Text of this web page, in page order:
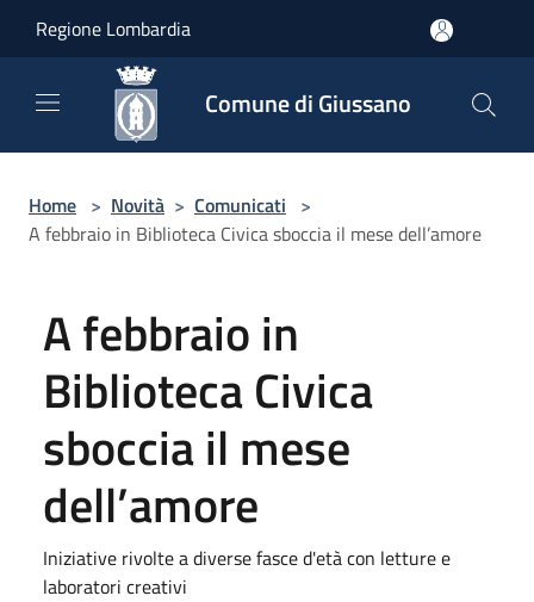
Regione Lombardia
Comune di Giussano
Home > Novità > Comunicati >
A febbraio in Biblioteca Civica sboccia il mese dell’amore
A febbraio in
Biblioteca Civica
sboccia il mese
dell’amore
Iniziative rivolte a diverse fasce d'età con letture e
laboratori creativi